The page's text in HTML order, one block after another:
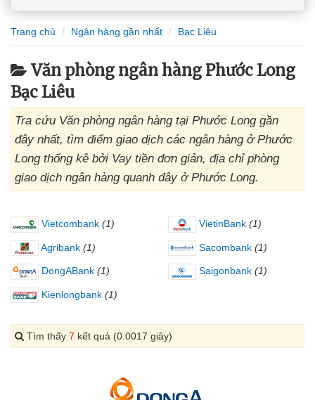
Trang chủ Ngân hàng gần nhất Bạc Liêu
Văn phòng ngân hàng Phước Long
Bạc Liêu
Tra cứu Văn phòng ngân hàng tại Phước Long gần
đây nhất, tìm điểm giao dịch các ngân hàng ở Phước
Long thống kê bởi Vay tiền đơn giản, địa chỉ phòng
giao dịch ngân hàng quanh đây ở Phước Long.
Vietcombank (1) VietinBank (1)
Agribank (1) Sacombank (1)
DongABank (1) Saigonbank (1)
Kienlongbank (1)
Tìm thấy 7 kết quả (0.0017 giây)